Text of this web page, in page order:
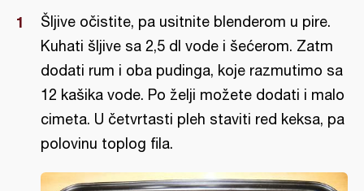
Šljive očistite, pa usitnite blenderom u pire.
Kuhati šljive sa 2,5 dl vode i šećerom. Zatm
dodati rum i oba pudinga, koje razmutimo sa
12 kašika vode. Po želji možete dodati i malo
cimeta. U četvrtasti pleh staviti red keksa, pa
polovinu toplog fila.